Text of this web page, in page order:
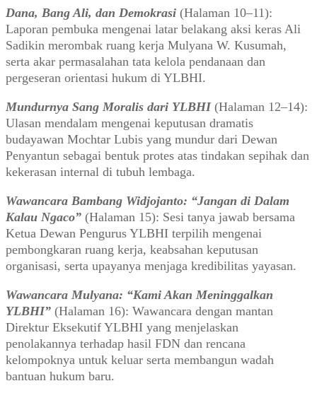
Dana, Bang Ali, dan Demokrasi (Halaman 10–11):
Laporan pembuka mengenai latar belakang aksi keras Ali
Sadikin merombak ruang kerja Mulyana W. Kusumah,
serta akar permasalahan tata kelola pendanaan dan
pergeseran orientasi hukum di YLBHI.
Mundurnya Sang Moralis dari YLBHI(Halaman 12–14):
Ulasan mendalam mengenai keputusan dramatis
budayawan Mochtar Lubis yang mundur dari Dewan
Penyantun sebagai bentuk protes atas tindakan sepihak dan
kekerasan internal di tubuh lembaga.
Wawancara Bambang Widjojanto: “Jangan di Dalam
Kalau Ngaco” (Halaman 15): Sesi tanya jawab bersama
Ketua Dewan Pengurus YLBHI terpilih mengenai
pembongkaran ruang kerja, keabsahan keputusan
organisasi, serta upayanya menjaga kredibilitas yayasan.
Wawancara Mulyana: “Kami Akan Meninggalkan
YLBHI” (Halaman 16): Wawancara dengan mantan
Direktur Eksekutif YLBHI yang menjelaskan
penolakannya terhadap hasil FDN dan rencana
kelompoknya untuk keluar serta membangun wadah
bantuan hukum baru.